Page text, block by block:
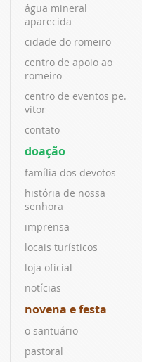
água mineral
aparecida
cidade do romeiro
centro de apoio ao
romeiro
centro de eventos pe.
vitor
contato
doação
família dos devotos
história de nossa
senhora
imprensa
locais turísticos
loja oficial
notícias
novena e festa
o santuário
pastoral